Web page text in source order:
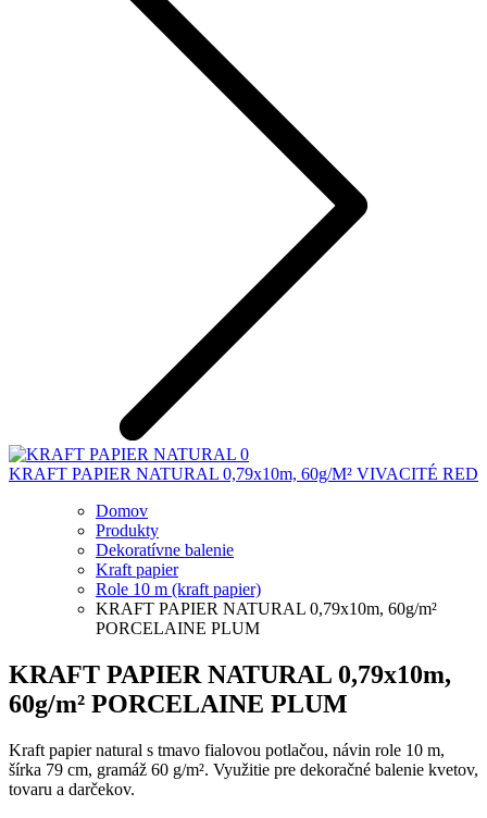
KRAFT PAPIER NATURAL 0,79x10m, 60g/M² VIVACITÉ RED
Domov
Produkty
Dekoratívne balenie
Kraft papier
Role 10 m (kraft papier)
KRAFT PAPIER NATURAL 0,79x10m, 60g/m²
PORCELAINE PLUM
KRAFT PAPIER NATURAL 0,79x10m,
60g/m² PORCELAINE PLUM
Kraft papier natural s tmavo fialovou potlačou, návin role 10 m,
šírka 79 cm, gramáž 60 g/m². Využitie pre dekoračné balenie kvetov,
tovaru a darčekov.